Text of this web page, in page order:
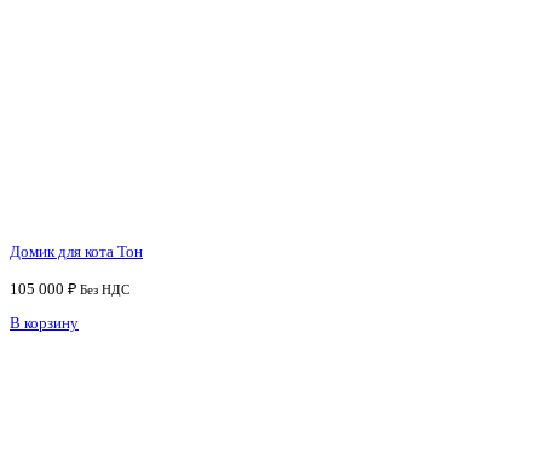
Домик для кота Тон
105 000 ₽ Без НДС
В корзину